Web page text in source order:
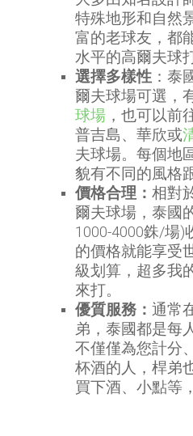
特殊地形和自然
富的老球友，都
水平的高爾夫球
選擇多樣性 ：泰
爾夫球場可選，
球場 ，也可以前
普吉島、華欣或
夫球場。每個地
貌有不同的風格
價格合理：相對
爾夫球場，泰國
1000-4000銖/場)
的價格就能享受
級划算，超多我
來打。
優質服務：通常
弟，泰國都是每
不僅僅為您計分
杯酒的人，桿弟
買下酒、小點等